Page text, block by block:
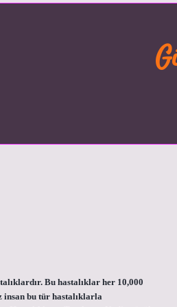
Bu hastalıklar her 10,000
insan bu tür hastalıklarla